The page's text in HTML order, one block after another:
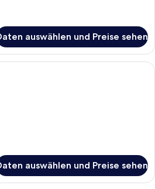
auswählen und Preise sehen
Schreibtisch, kostenloses WLAN,
auswählen und Preise sehen